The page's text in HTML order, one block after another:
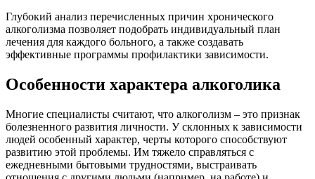
Глубокий анализ перечисленных причин хронического
алкоголизма позволяет подобрать индивидуальный план
лечения для каждого больного, а также создавать
эффективные программы профилактики зависимости.
Особенности характера алкоголика
Многие специалисты считают, что алкоголизм – это признак
болезненного развития личности. У склонных к зависимости
людей особенный характер, черты которого способствуют
развитию этой проблемы. Им тяжело справляться с
ежедневными бытовыми трудностями, выстраивать